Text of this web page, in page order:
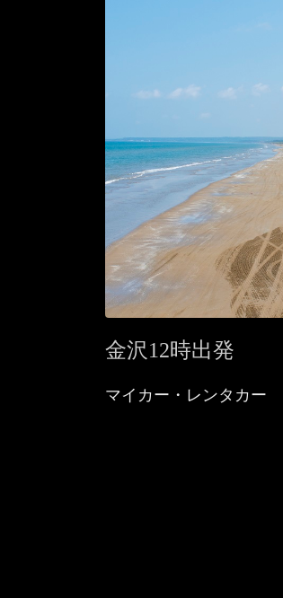
金沢12時出発
マイカー・レンタカー